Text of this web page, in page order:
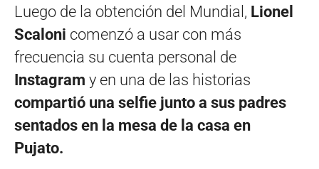
Luego de la obtención del Mundial, Lionel
Scaloni comenzó a usar con más
frecuencia su cuenta personal de
Instagram y en una de las historias
compartió una selfie junto a sus padres
sentados en la mesa de la casa en
Pujato.